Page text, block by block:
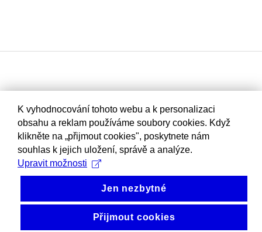
K vyhodnocování tohoto webu a k personalizaci
obsahu a reklam používáme soubory cookies. Když
klikněte na „přijmout cookies", poskytnete nám
souhlas k jejich uložení, správě a analýze.
Upravit možnosti
Jen nezbytné
Přijmout cookies